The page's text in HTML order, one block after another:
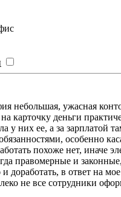
небольшая, ужасная
карточку деньги
у них ее, а за зарплатой
особенно
похоже нет,
правомерные и
доработать, в ответ на
не все сотрудники